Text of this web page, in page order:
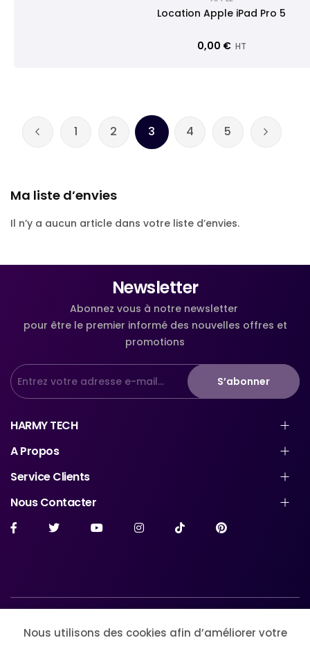
Nous utilisons des cookies afin d’améliorer votre
Location Apple iPad Pro 5
0,00 € HT
Page
Page
Précédent
Page
1 Page
2 Vous lisez actuellement la
3 Page
4 Page
5 Page
Suivant
Ma liste d’envies
Il n’y a aucun article dans votre liste d’envies.
Newsletter
Abonnez vous à notre newsletter
pour être le premier informé des nouvelles offres et
promotions
S’abonner
HARMY TECH
A Propos
Service Clients
Nous Contacter